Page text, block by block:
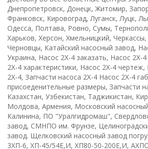
Днепропетровск, Донецк, Житомир,
Франковск, Кировоград, Луганск, Луцк,
Одесса, Полтава, Ровно, Сумы,
Харьков, Херсон, Хмельницкий,
Черновцы, Катайский насосный завод,
Украина, Насос 2Х-4 заказать, Насос 2Х-
2Х-4 характеристики, Насос 2Х-4
2Х-4, Запчасти насоса 2Х-4 Насос 2Х-4
присоеденительные размеры, Запчасти
Казахстан, Узбекистан, Таджикистан,
Молдова, Армения, Московский
Калинина, ПО "Уралгидромаш",
завод, СМНПО им. Фрунзе,
завод. Щелковский насосный завод п
3ХП-6, ХП-45/54Е,И, ХП80-50-200Е,И,